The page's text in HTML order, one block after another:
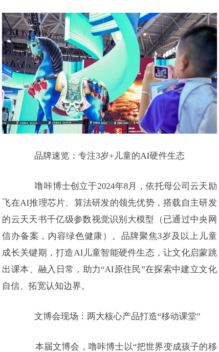
品牌速览：专注3岁+儿童的AI硬件生态
噜咔博士创立于2024年8月，依托母公司云天励
飞在AI推理芯片、算法研发的领先优势，搭载自主研发
的云天天书千亿级参数视觉识别大模型（已通过中央网
信办备案，内容绿色健康）。品牌聚焦3岁及以上儿童
成长关键期，打造AI儿童智能硬件生态，让文化启蒙跳
出课本、融入日常，助力“AI原住民”在探索中建立文化
自信、拓宽认知边界。
文博会现场：两大核心产品打造“移动课堂”
本届文博会，噜咔博士以“把世界变成孩子的移